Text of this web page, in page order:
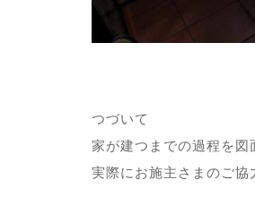
つづいて
家が建つまでの過程を
実際にお施主さまのご協